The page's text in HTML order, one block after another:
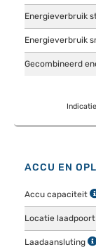
Energieverbruik
Energieverbruik
Gecombineerd
ACCU EN
Accu capaciteit
Locatie laadpoort
Laadaansluting